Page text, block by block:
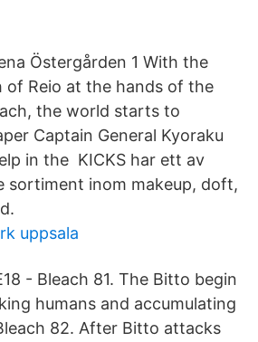
Östergården 1 With the
of Reio at the hands of the
the world starts to
Captain General Kyoraku
in the KICKS har ett av
sortiment inom makeup, doft,
uppsala
- Bleach 81. The Bitto begin
humans and accumulating
82. After Bitto attacks